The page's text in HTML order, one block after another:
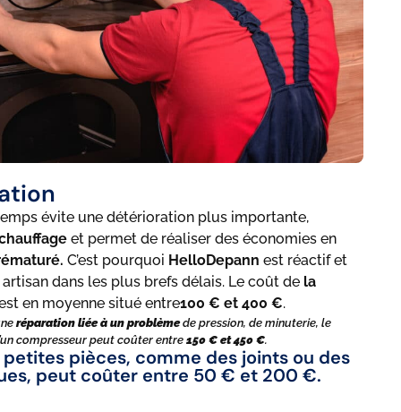
évite une détérioration plus importante,
et permet de réaliser des économies en
C’est pourquoi HelloDepann est réactif et
artisan dans les plus brefs délais. Le coût de la
en moyenne situé entre100 € et 400 €.
réparation liée à un problèmede pression, de minuterie, le
compresseur peut coûter entre 150 € et 450 €.
pièces, comme des joints ou des
peut coûter entre 50 € et 200 €.